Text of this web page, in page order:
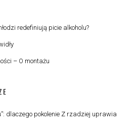
redefiniują picie alkoholu?
– O montażu
dlaczego pokolenie Z rzadziej uprawia